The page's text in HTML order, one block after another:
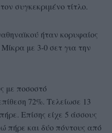
συγκεκριμένο τίτλο.
ήταν κορυφαίος
με 3-0 σετ για την
με ποσοστό
72%. Τελείωσε 13
Επίσης είχε 5 άσσους
πήρε και δύο πόντους από